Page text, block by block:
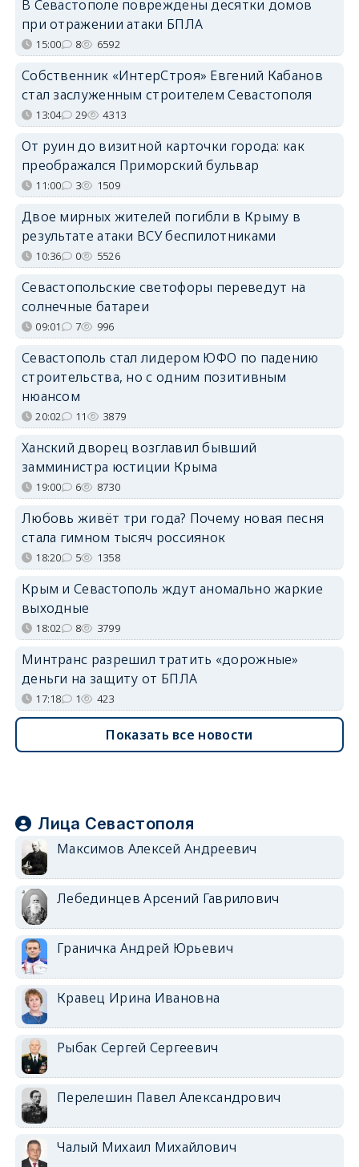
В Севастополе повреждены десятки домов
при отражении атаки БПЛА
15:00 8 6592
Собственник «ИнтерСтроя» Евгений Кабанов
стал заслуженным строителем Севастополя
13:04 29 4313
От руин до визитной карточки города: как
преображался Приморский бульвар
11:00 3 1509
Двое мирных жителей погибли в Крыму в
результате атаки ВСУ беспилотниками
10:36 0 5526
Севастопольские светофоры переведут на
солнечные батареи
09:01 7 996
Севастополь стал лидером ЮФО по падению
строительства, но с одним позитивным
нюансом
20:02 11 3879
Ханский дворец возглавил бывший
замминистра юстиции Крыма
19:00 6 8730
Любовь живёт три года? Почему новая песня
стала гимном тысяч россиянок
18:20 5 1358
Крым и Севастополь ждут аномально жаркие
выходные
18:02 8 3799
Минтранс разрешил тратить «дорожные»
деньги на защиту от БПЛА
17:18 1 423
Показать все новости
Лица Севастополя
Максимов Алексей Андреевич
Лебединцев Арсений Гаврилович
Граничка Андрей Юрьевич
Кравец Ирина Ивановна
Рыбак Сергей Сергеевич
Перелешин Павел Александрович
Чалый Михаил Михайлович